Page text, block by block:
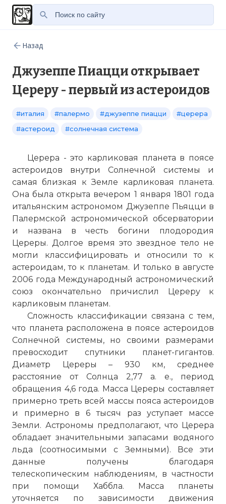
Назад
Джузеппе Пиацци открывает
Цереру - первый из астероидов
#италия #палермо #джузеппе пиацци
#церера
#астероид
#солнечная система
Церера - это карликовая планета в поясе
астероидов внутри Солнечной системы и
самая близкая к Земле карликовая планета.
Она была открыта вечером 1 января 1801 года
итальянским астрономом Джузеппе Пьяцци в
Палермской астрономической обсерватории
и названа в честь богини плодородия
Цереры. Долгое время это звездное тело не
могли классифицировать и относили то к
астероидам, то к планетам. И только в августе
2006 года Международный астрономический
союз окончательно причислил Цереру к
карликовым планетам.
Сложность классификации связана с тем,
что планета расположена в поясе астероидов
Солнечной системы, но своими размерами
превосходит спутники планет-гигантов.
Диаметр Цереры – 930 км, среднее
расстояние от Солнца 2,77 а. е., период
обращения 4,6 года. Масса Цереры составляет
примерно треть всей массы пояса астероидов
и примерно в 6 тысяч раз уступает массе
Земли. Астрономы предполагают, что Церера
обладает значительными запасами водяного
льда (соотносимыми с Земными). Все эти
данные получены благодаря
телескопическим наблюдениям, в частности
при помощи Хаббла. Масса планеты
уточняется по зависимости движения